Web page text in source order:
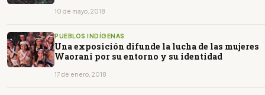
trampa.
10 de mayo, 2018
PUEBLOS INDÍGENAS
Una exposición difunde la lucha de las mujeres
Waorani por su entorno y su identidad
17 de enero, 2018